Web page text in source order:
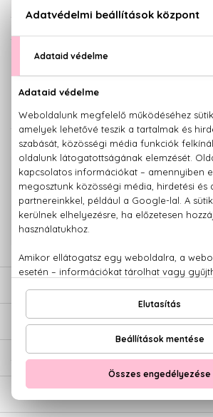
KISZERELÉS KIVÁLASZTÁSA
KAPCSOLÓDÓ TERMÉKEK
100% eredeti termékek,14 napos
Kérdésed van, elakadtál? Hívd
779 1926
ÉRTÉKELÉSEK (0)
SZÁLLÍTÁS